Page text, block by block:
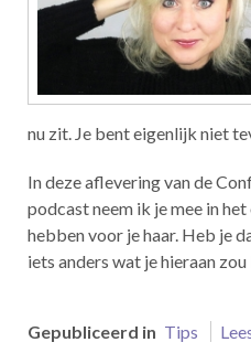
nu zit. Je bent eigenlijk niet
In deze aflevering van de
podcast neem ik je mee in
hebben voor je haar. Heb je
iets anders wat je hieraan zou
Gepubliceerd in Tips